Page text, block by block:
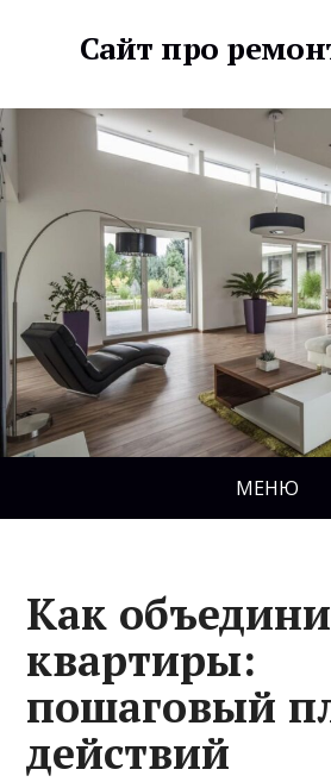
Сайт про
МЕНЮ
Как
квартиры:
пошаговый
действий